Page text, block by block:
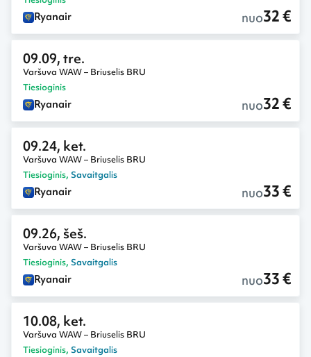
Ryanair nuo32 €
09.09, tre.
Varšuva WAW – Briuselis BRU
Tiesioginis
Ryanair nuo32 €
09.24, ket.
Varšuva WAW – Briuselis BRU
Tiesioginis, Savaitgalis
Ryanair nuo33 €
09.26, šeš.
Varšuva WAW – Briuselis BRU
Tiesioginis, Savaitgalis
Ryanair nuo33 €
10.08, ket.
Varšuva WAW – Briuselis BRU
Tiesioginis, Savaitgalis